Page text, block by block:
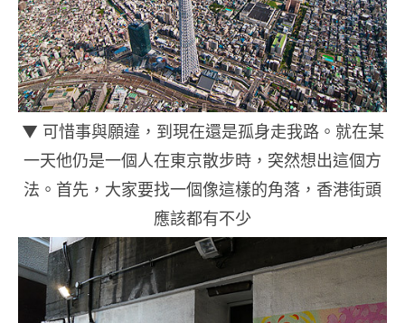
▼ 可惜事與願違，到現在還是孤身走我路。就在某
一天他仍是一個人在東京散步時，突然想出這個方
法。首先，大家要找一個像這樣的角落，香港街頭
應該都有不少